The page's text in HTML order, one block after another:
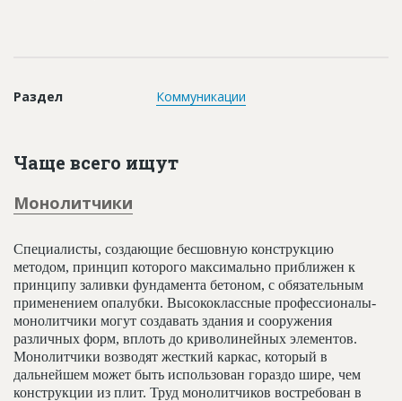
Раздел Коммуникации
Чаще всего ищут
Монолитчики
Специалисты, создающие бесшовную конструкцию
методом, принцип которого максимально приближен к
принципу заливки фундамента бетоном, с обязательным
применением опалубки. Высококлассные профессионалы-
монолитчики могут создавать здания и сооружения
различных форм, вплоть до криволинейных элементов.
Монолитчики возводят жесткий каркас, который в
дальнейшем может быть использован гораздо шире, чем
конструкции из плит. Труд монолитчиков востребован в